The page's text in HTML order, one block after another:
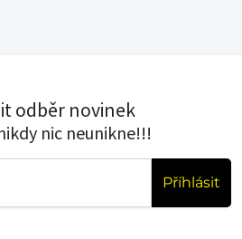
odběr novinek
nic neunikne!!!
Příhlásit